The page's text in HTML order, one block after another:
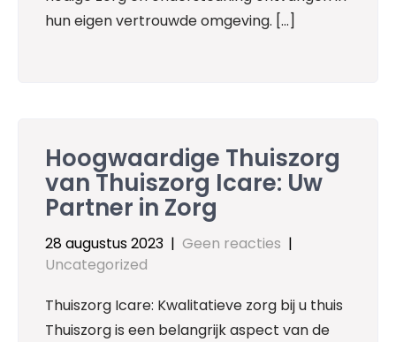
hun eigen vertrouwde omgeving. […]
Hoogwaardige Thuiszorg
van Thuiszorg Icare: Uw
Partner in Zorg
28 augustus 2023 | Geen reacties |
Uncategorized
Thuiszorg Icare: Kwalitatieve zorg bij u thuis
Thuiszorg is een belangrijk aspect van de